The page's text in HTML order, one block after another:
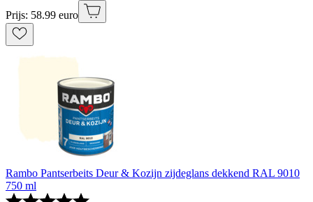
Prijs: 58.99 euro
Rambo Pantserbeits Deur & Kozijn zijdeglans dekkend RAL 9010
750 ml